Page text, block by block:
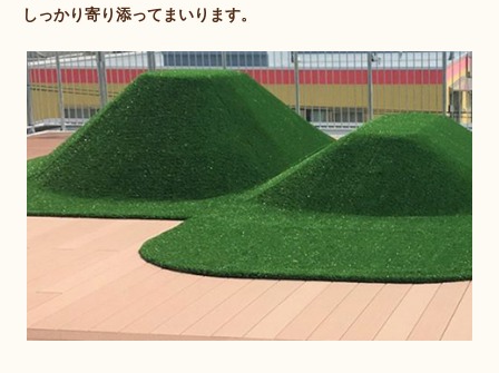
しっかり寄り添ってまいります。